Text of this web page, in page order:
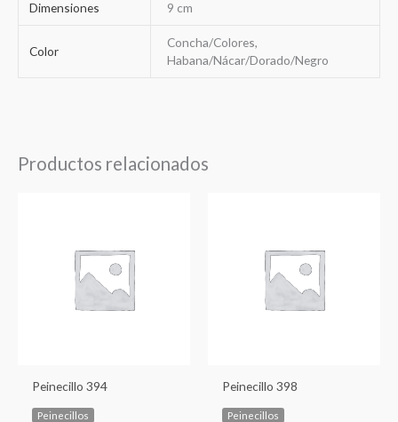
Dimensiones 9 cm
Color
Concha/Colores,
Habana/Nácar/Dorado/Negro
Productos relacionados
Peinecillo 394
Peinecillos
18,84€
hasta
20,98€
Peinecillo 398
Peinecillos
18,84€
hasta
20,98€